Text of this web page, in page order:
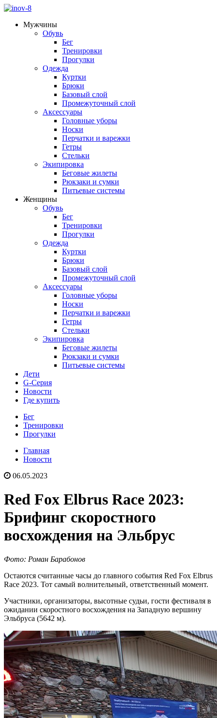
Мужчины
Обувь
Бег
Тренировки
Прогулки
Одежда
Куртки
Брюки
Базовый слой
Промежуточный слой
Аксессуары
Головные уборы
Носки
Перчатки и варежки
Гетры
Стельки
Экипировка
Беговые жилеты
Рюкзаки и сумки
Питьевые системы
Женщины
Обувь
Бег
Тренировки
Прогулки
Одежда
Куртки
Брюки
Базовый слой
Промежуточный слой
Аксессуары
Головные уборы
Носки
Перчатки и варежки
Гетры
Стельки
Экипировка
Беговые жилеты
Рюкзаки и сумки
Питьевые системы
Дети
G-Серия
Новости
Где купить
Бег
Тренировки
Прогулки
Главная
Новости
06.05.2023
Red Fox Elbrus Race 2023:
Брифинг скоростного
восхождения на Эльбрус
Фото: Роман Барабонов
Остаются считанные часы до главного события Red Fox Elbrus
Race 2023. Тот самый волнительный, ответственный момент.
Участники, организаторы, высотные судьи, гости фестиваля в
ожидании скоростного восхождения на Западную вершину
Эльбруса (5642 м).